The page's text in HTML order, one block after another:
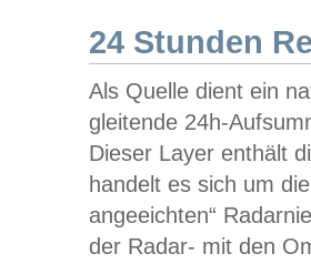
24 Stunden
Als Quelle dient ein
gleitende 24h-
Dieser Layer enthält
handelt es sich um
angeeichten“
der Radar- mit den